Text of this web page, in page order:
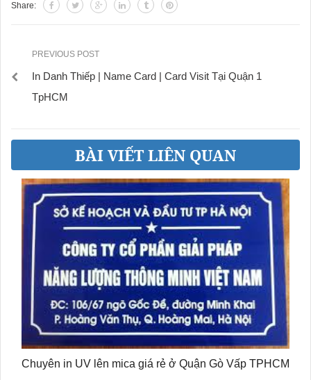
Share:
PREVIOUS POST
In Danh Thiếp | Name Card | Card Visit Tại Quận 1
TpHCM
BÀI VIẾT LIÊN QUAN
Chuyên in UV lên mica giá rẻ ở Quận Gò Vấp TPHCM